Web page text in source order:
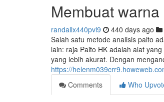
Membuat
randallx440pvl9 440 days ago
Salah satu metode analisis paito
lain: raja Paito HK adalah alat
yang lebih akurat. Dengan
https://
Comments
Who